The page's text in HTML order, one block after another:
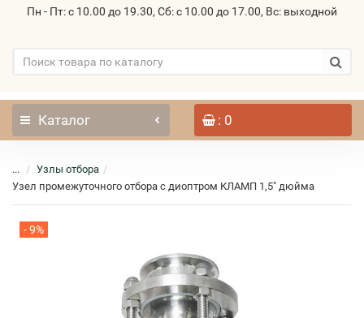
Пн - Пт: с 10.00 до 19.30, Сб: с 10.00 до 17.00, Вс: выходной
Каталог : 0
...
Узлы отбора
Узел промежуточного отбора с диоптром КЛАМП 1,5" дюйма
- 9%